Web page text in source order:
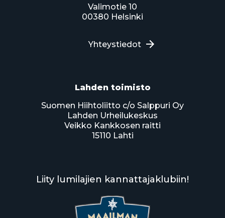
Valimotie 10
00380 Helsinki
Yhteystiedot
Lahden toimisto
Suomen Hiihtoliitto c/o Salppuri Oy
Lahden Urheilukeskus
Veikko Kankkosen raitti
15110 Lahti
Liity lumilajien kannattajaklubiin!